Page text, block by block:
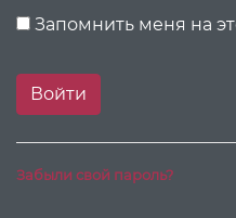
Запомнить меня на
Забыли свой пароль?